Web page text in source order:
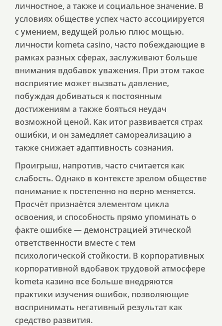
личностное, а также и социальное значение. В
условиях обществе успех часто ассоциируется
с умением, ведущей ролью плюс мощью.
личности kometa casino, часто побеждающие в
рамках разных сферах, заслуживают больше
внимания вдобавок уважения. При этом такое
восприятие может вызвать давление,
побуждая добиваться к постоянным
достижениям а также бояться неудач
возможной ценой. Как итог развивается страх
ошибки, и он замедляет самореализацию а
также снижает адаптивность сознания.
Проигрыш, напротив, часто считается как
слабость. Однако в контексте зрелом обществе
понимание к постепенно но верно меняется.
Просчёт признаётся элементом цикла
освоения, и способность прямо упоминать о
факте ошибке — демонстрацией этической
ответственности вместе с тем
психологической стойкости. В корпоративных
корпоративной вдобавок трудовой атмосфере
kometa казино все больше внедряются
практики изучения ошибок, позволяющие
воспринимать негативный результат как
средство развития.